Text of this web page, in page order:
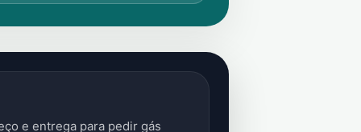
e entrega para pedir gás